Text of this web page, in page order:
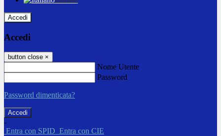
Accedi
Accedi
button close ×
Nome Utente
Password
Password dimenticata?
-
Entra con SPID Entra con CIE